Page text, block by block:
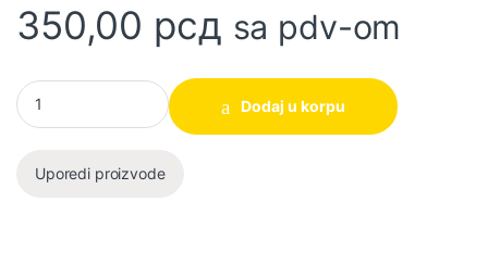
350,00 рсд sa pdv-om
Gumeni čekić HRUH8808 220 g SUPER INGCO količina
Dodaj u korpu
Uporedi proizvode